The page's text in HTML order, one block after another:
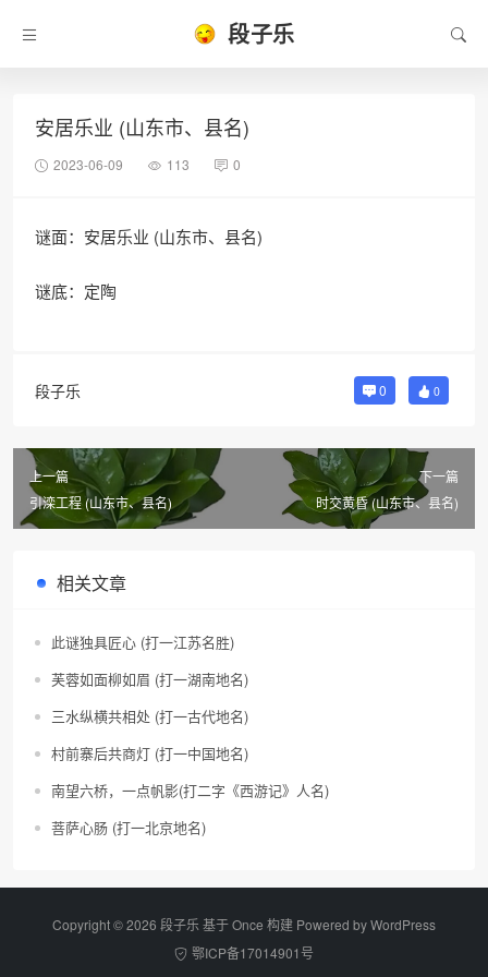
段子乐
安居乐业 (山东市、县名)
2023-06-09 113 0
谜面：安居乐业 (山东市、县名)
谜底：定陶
段子乐 0 0
上一篇
引滦工程 (山东市、县名)
下一篇
时交黄昏 (山东市、县名)
相关文章
此谜独具匠心 (打一江苏名胜)
芙蓉如面柳如眉 (打一湖南地名)
三水纵横共相处 (打一古代地名)
村前寨后共商灯 (打一中国地名)
南望六桥，一点帆影(打二字《西游记》人名)
菩萨心肠 (打一北京地名)
Copyright © 2026 段子乐 基于 Once 构建 Powered byWordPress
鄂ICP备17014901号